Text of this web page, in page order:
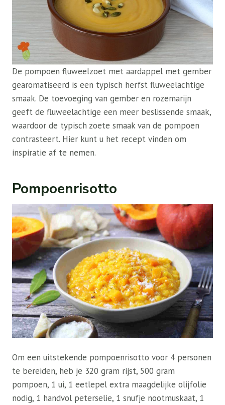
De pompoen fluweelzoet met aardappel met gember
gearomatiseerd is een typisch herfst fluweelachtige
smaak. De toevoeging van gember en rozemarijn
geeft de fluweelachtige een meer beslissende smaak,
waardoor de typisch zoete smaak van de pompoen
contrasteert. Hier kunt u het recept vinden om
inspiratie af te nemen.
Pompoenrisotto
Om een ​​uitstekende pompoenrisotto voor 4 personen
te bereiden, heb je 320 gram rijst, 500 gram
pompoen, 1 ui, 1 eetlepel extra maagdelijke olijfolie
nodig, 1 handvol peterselie, 1 snufje nootmuskaat, 1